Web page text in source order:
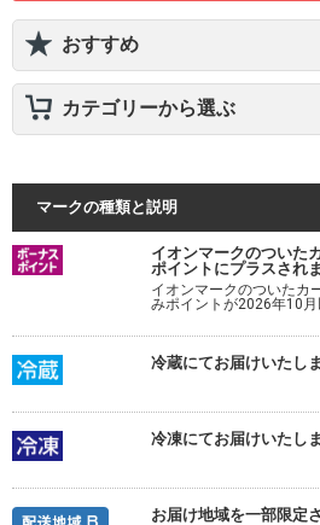
おすすめ
カテゴリーから選ぶ
マークの種類と説明
イオンマークのついた
ポイントにプラスされま
イオンマークのついたカ
みポイントが2026年10月
冷蔵にてお届けいたしま
冷凍にてお届けいたしま
お届け地域を一部限定